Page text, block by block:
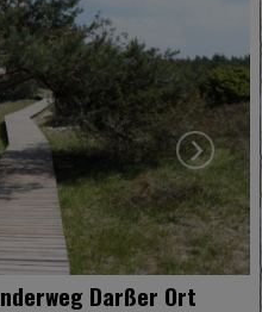
Darßer Ort